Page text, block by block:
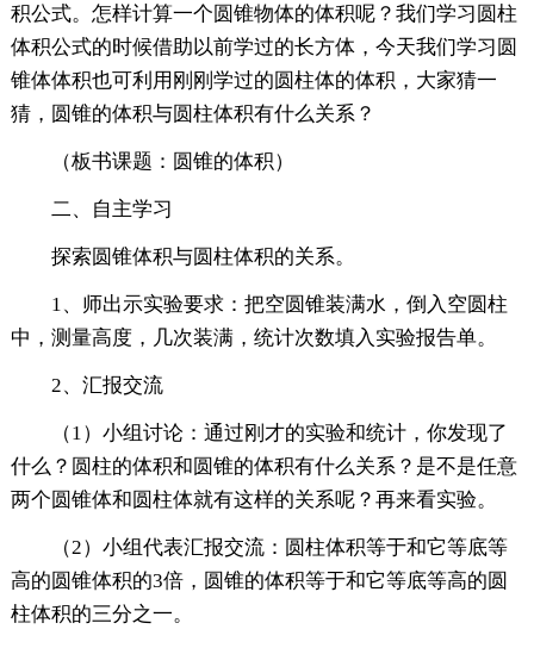
积公式。怎样计算一个圆锥物体的体积呢？我们学习圆柱
体积公式的时候借助以前学过的长方体，今天我们学习圆
锥体体积也可利用刚刚学过的圆柱体的体积，大家猜一
猜，圆锥的体积与圆柱体积有什么关系？
（板书课题：圆锥的体积）
二、自主学习
探索圆锥体积与圆柱体积的关系。
1、师出示实验要求：把空圆锥装满水，倒入空圆柱
中，测量高度，几次装满，统计次数填入实验报告单。
2、汇报交流
（1）小组讨论：通过刚才的实验和统计，你发现了
什么？圆柱的体积和圆锥的体积有什么关系？是不是任意
两个圆锥体和圆柱体就有这样的关系呢？再来看实验。
（2）小组代表汇报交流：圆柱体积等于和它等底等
高的圆锥体积的3倍，圆锥的体积等于和它等底等高的圆
柱体积的三分之一。